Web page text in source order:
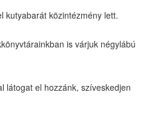
kutyabarát közintézmény lett.
is várjuk négylábú
látogat el hozzánk, szíveskedjen